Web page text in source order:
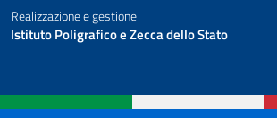
Realizzazione e gestione
Istituto Poligrafico e Zecca dello Stato